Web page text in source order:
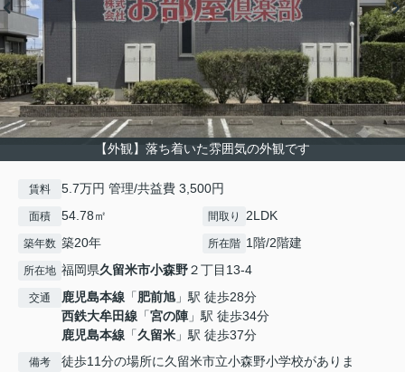
【外観】落ち着いた雰囲気の外観です
賃料 5.7万円 管理/共益費 3,500円
面積 54.78㎡ 間取り 2LDK
築年数 築20年 所在階 1階/2階建
所在地 福岡県久留米市小森野２丁目13-4
交通 鹿児島本線 「肥前旭 」駅 徒歩28分
西鉄大牟田線 「宮の陣」駅 徒歩34分
鹿児島本線 「久留米 」駅 徒歩37分
備考
徒歩11分の場所に久留米市立小森野小学校がありま